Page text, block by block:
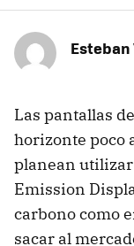
Esteban
Las pantallas
horizonte poco
planean
Emission
carbono como
sacar al